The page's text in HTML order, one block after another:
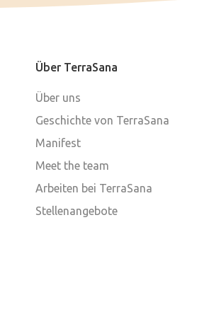
Über TerraSana
Über uns
Geschichte von TerraSana
Manifest
Meet the team
Arbeiten bei TerraSana
Stellenangebote